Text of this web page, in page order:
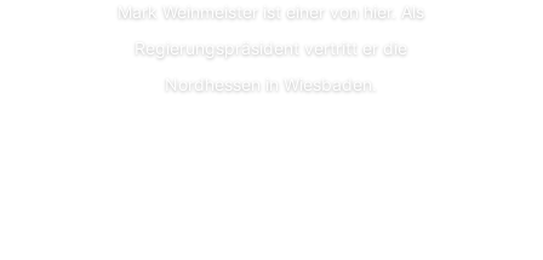
Mark Weinmeister ist einer von hier. Als
Regierungspräsident vertritt er die
Nordhessen in Wiesbaden.